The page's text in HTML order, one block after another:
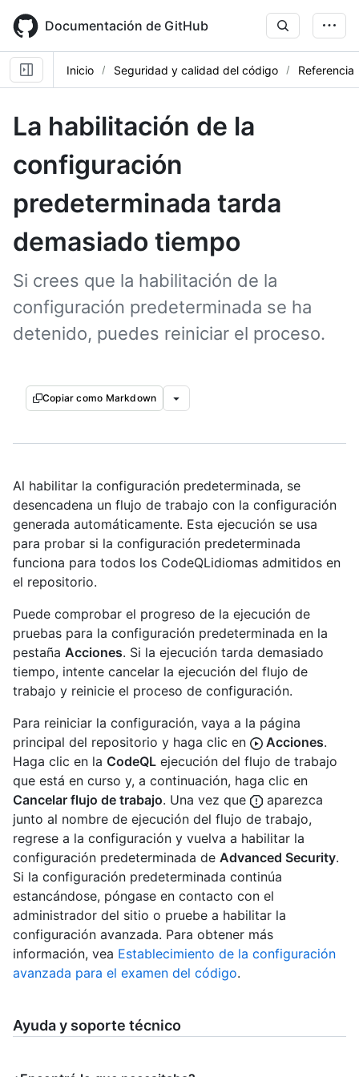
main
content
Documentación de GitHub
Inicio Seguridad y calidad del código Referencia
La habilitación de la
configuración
predeterminada tarda
demasiado tiempo
Si crees que la habilitación de la
configuración predeterminada se ha
detenido, puedes reiniciar el proceso.
Copiar como Markdown
Al habilitar la configuración predeterminada, se
desencadena un flujo de trabajo con la configuración
generada automáticamente. Esta ejecución se usa
para probar si la configuración predeterminada
funciona para todos los CodeQLidiomas admitidos en
el repositorio.
Puede comprobar el progreso de la ejecución de
pruebas para la configuración predeterminada en la
pestaña Acciones. Si la ejecución tarda demasiado
tiempo, intente cancelar la ejecución del flujo de
trabajo y reinicie el proceso de configuración.
Para reiniciar la configuración, vaya a la página
principal del repositorio y haga clic en
Acciones.
Haga clic en la CodeQL ejecución del flujo de trabajo
que está en curso y, a continuación, haga clic en
Cancelar flujo de trabajo. Una vez que
aparezca
junto al nombre de ejecución del flujo de trabajo,
regrese a la configuración y vuelva a habilitar la
configuración predeterminada de Advanced Security.
Si la configuración predeterminada continúa
estancándose, póngase en contacto con el
administrador del sitio o pruebe a habilitar la
configuración avanzada. Para obtener más
información, vea Establecimiento de la configuración
avanzada para el examen del código.
Ayuda y soporte técnico